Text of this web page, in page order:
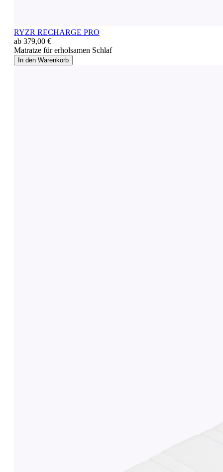
RYZR RECHARGE PRO
ab 379,00 €
Matratze für erholsamen Schlaf
In den Warenkorb